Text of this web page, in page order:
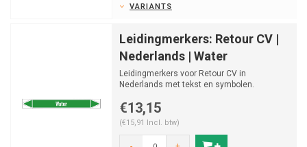
VARIANTS
Leidingmerkers: Retour CV |
Nederlands | Water
Leidingmerkers voor Retour CV in
Nederlands met tekst en symbolen.
€13,15
(€15,91 Incl. btw)